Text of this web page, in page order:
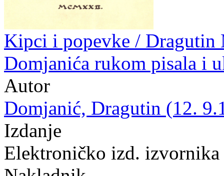
Kipci i popevke / Dragutin
Domjanića rukom pisala i
Autor
Domjanić, Dragutin (12.
Izdanje
Elektroničko izd.